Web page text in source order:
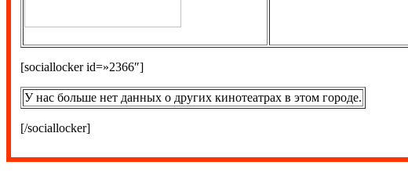
[sociallocker id=»2366″]
У нас больше нет данных о других кинотеатрах в этом городе.
[/sociallocker]